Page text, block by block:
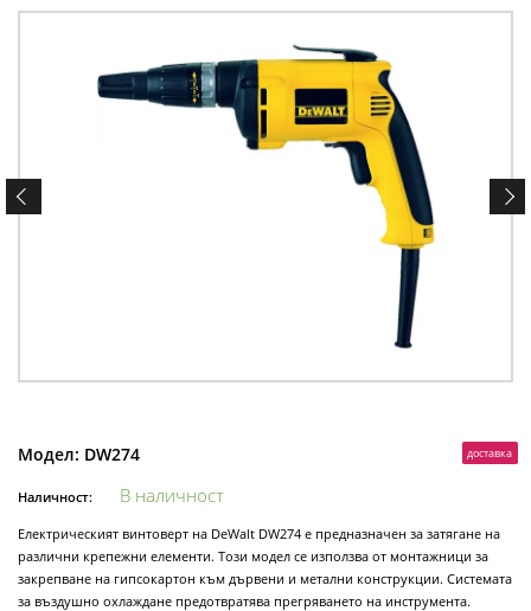
доставка
Модел: DW274
Наличност: В наличност
Електрическият винтоверт на DeWalt DW274 е предназначен за затягане на
различни крепежни елементи. Този модел се използва от монтажници за
закрепване на гипсокартон към дървени и метални конструкции. Системата
за въздушно охлаждане предотвратява прегряването на инструмента.